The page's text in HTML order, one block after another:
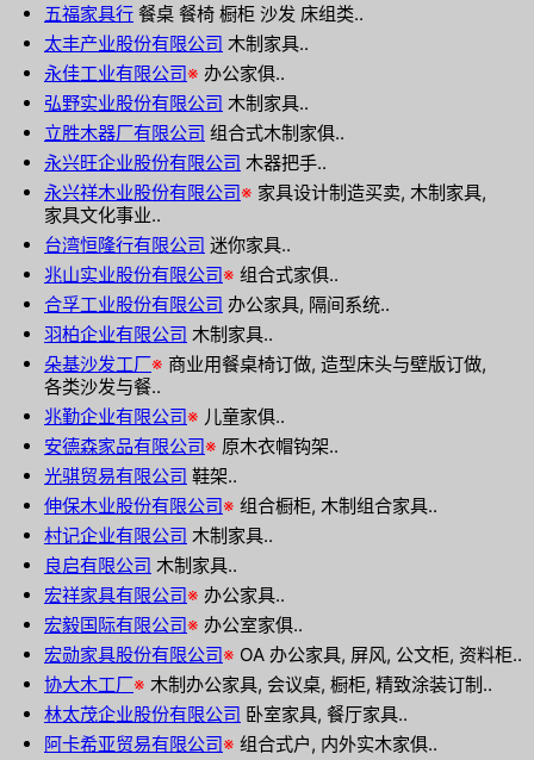
五福家具行 餐桌 餐椅 橱柜 沙发 床组类..
太丰产业股份有限公司 木制家具..
永佳工业有限公司※ 办公家俱..
弘野实业股份有限公司 木制家具..
立胜木器厂有限公司 组合式木制家俱..
永兴旺企业股份有限公司 木器把手..
永兴祥木业股份有限公司※ 家具设计制造买卖, 木制家具,
家具文化事业..
台湾恒隆行有限公司 迷你家具..
兆山实业股份有限公司※ 组合式家俱..
合孚工业股份有限公司 办公家具, 隔间系统..
羽柏企业有限公司 木制家具..
朵基沙发工厂※ 商业用餐桌椅订做, 造型床头与壁版订做,
各类沙发与餐..
兆勤企业有限公司※ 儿童家俱..
安德森家品有限公司※ 原木衣帽钩架..
光骐贸易有限公司 鞋架..
伸保木业股份有限公司※ 组合橱柜, 木制组合家具..
村记企业有限公司 木制家具..
良启有限公司 木制家具..
宏祥家具有限公司※ 办公家具..
宏毅国际有限公司※ 办公室家俱..
宏勋家具股份有限公司※ OA 办公家具, 屏风, 公文柜, 资料柜..
协大木工厂※ 木制办公家具, 会议桌, 橱柜, 精致涂装订制..
林太茂企业股份有限公司 卧室家具, 餐厅家具..
阿卡希亚贸易有限公司※ 组合式户, 内外实木家俱..